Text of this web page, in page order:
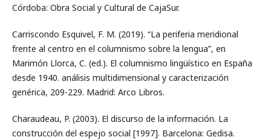
Córdoba: Obra Social y Cultural de CajaSur.
Carriscondo Esquivel, F. M. (2019). “La periferia meridional
frente al centro en el columnismo sobre la lengua”, en
Marimón Llorca, C. (ed.). El columnismo lingüístico en España
desde 1940. análisis multidimensional y caracterización
genérica, 209-229. Madrid: Arco Libros.
Charaudeau, P. (2003). El discurso de la información. La
construcción del espejo social [1997]. Barcelona: Gedisa.